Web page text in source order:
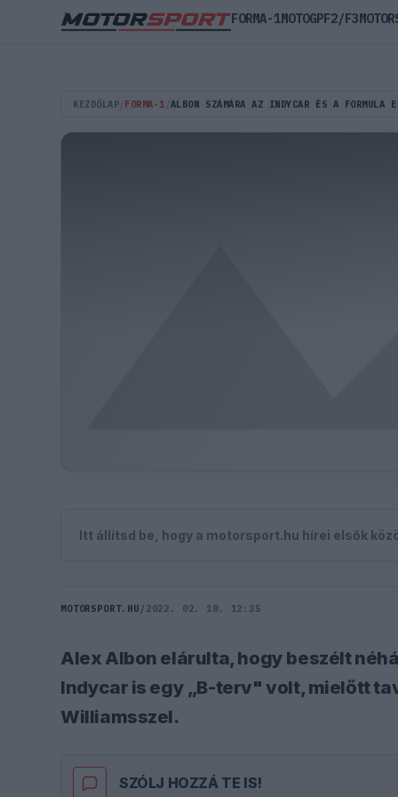
KEZDŐLAP FORMA-1 ALBON SZÁMÁRA AZ INDYCAR ÉS A
Itt állítsd be, hogy a motorsport.hu hírei elsők
MOTORSPORT.HU / 2022. 02. 18. 12:35
Alex Albon elárulta, hogy beszélt
Indycar is egy „B-terv" volt, mielőtt
Williamsszel.
SZÓLJ HOZZÁ TE IS!
FORMA-1MOTOGPF2/F3